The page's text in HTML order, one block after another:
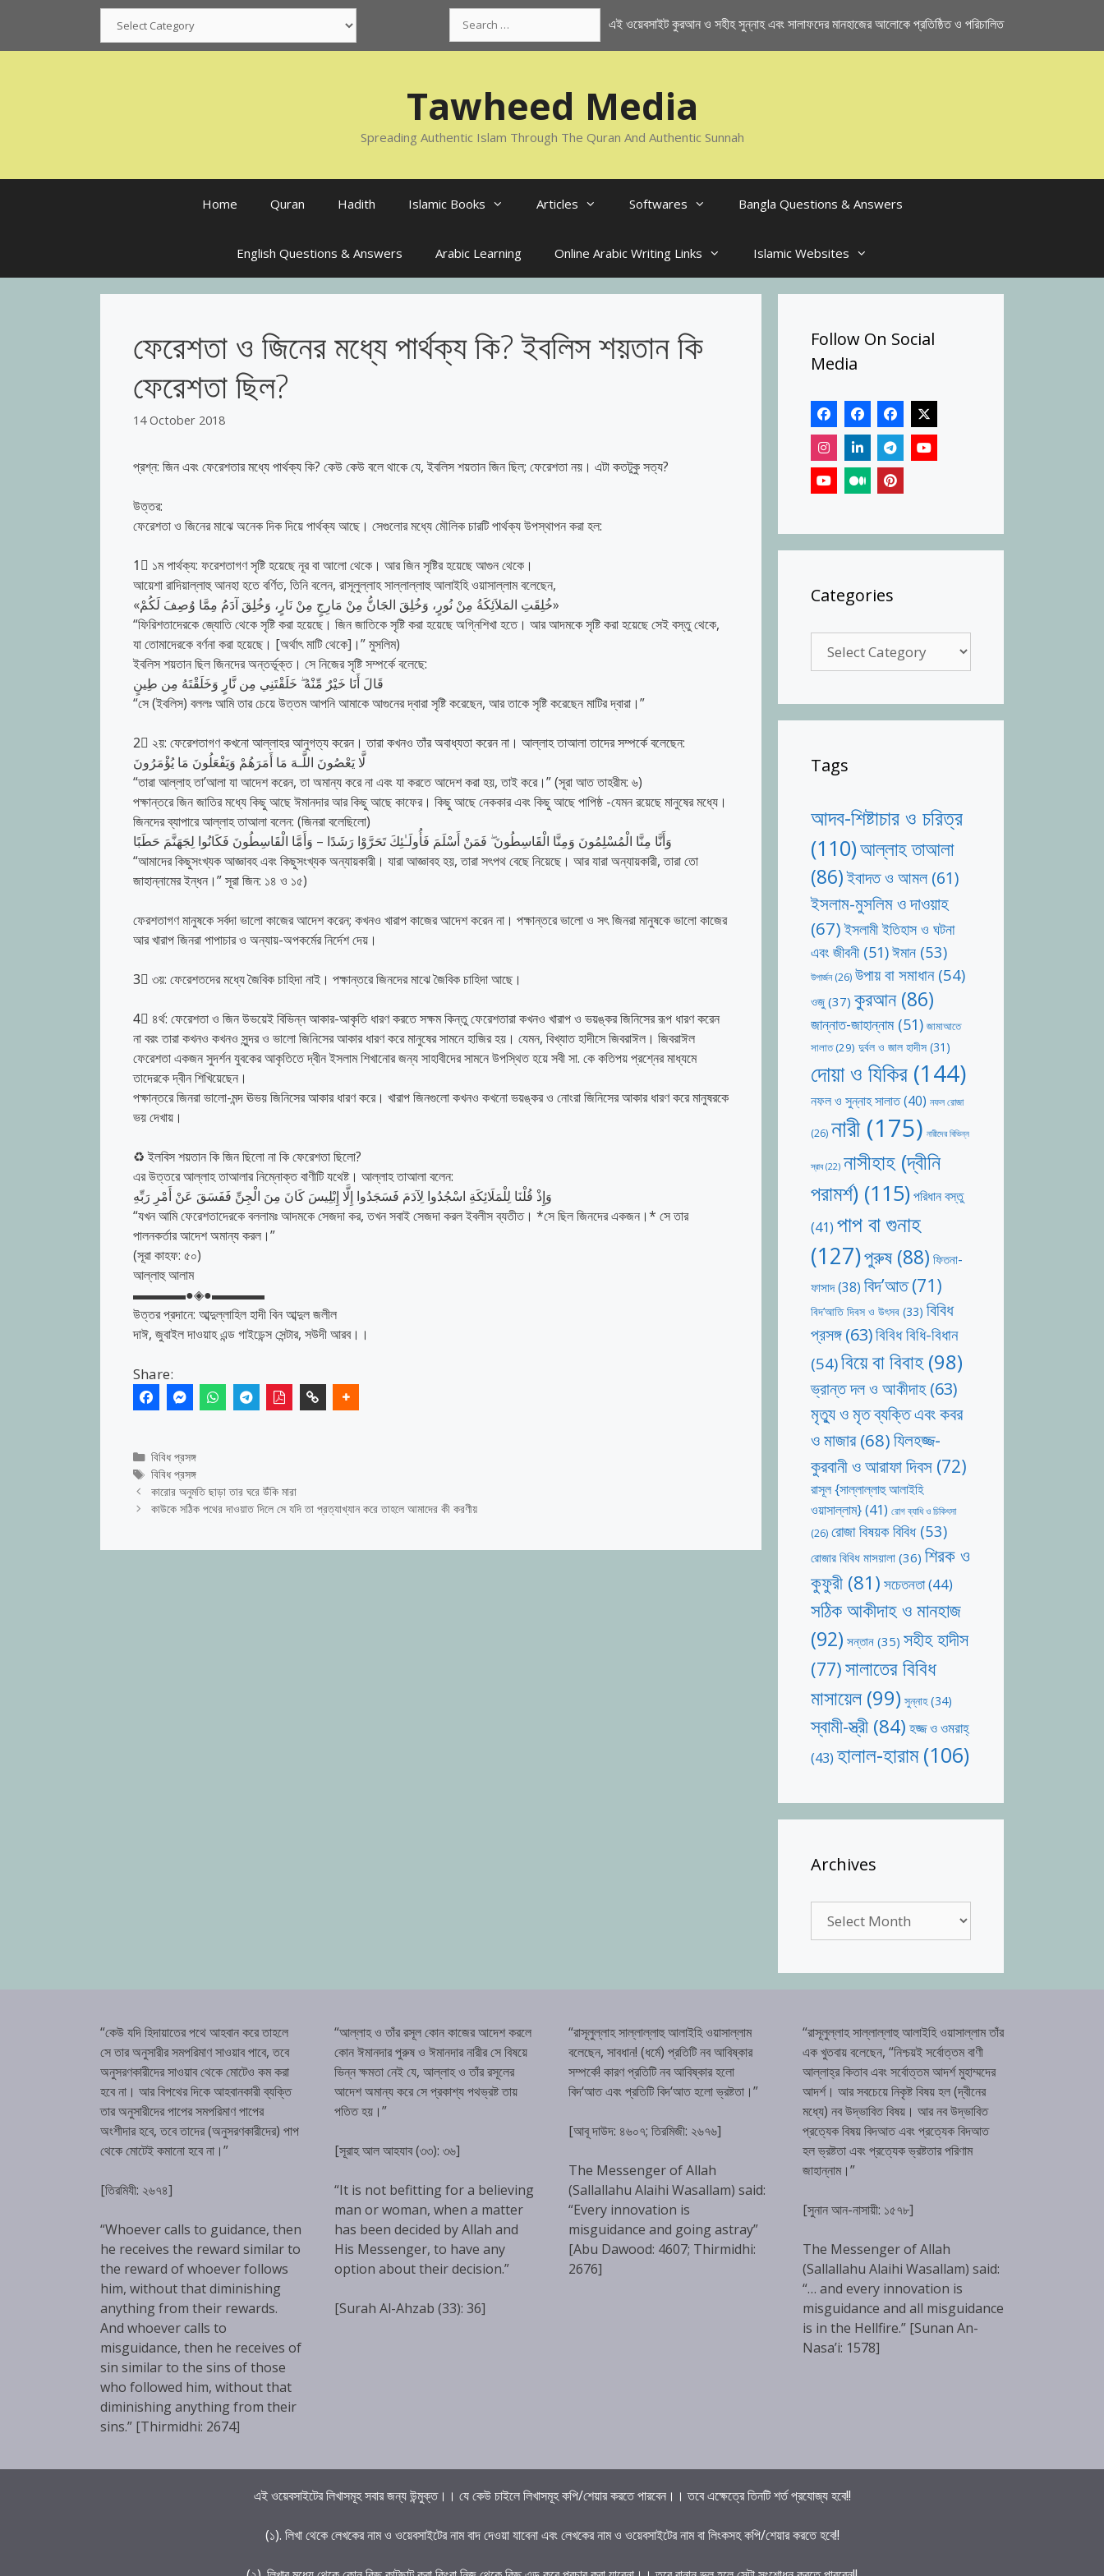
content
for:
এই ওয়েবসাইট কুরআন ও সহীহ সুন্নাহ এবং সালাফদের মানহাজের আলোকে প্রতিষ্ঠিত ও পরিচালিত
Tawheed Media
Spreading Authentic Islam Through The Quran And Authentic Sunnah
Home Quran Hadith Islamic Books Articles Softwares Bangla Questions & Answers
English Questions & Answers Arabic Learning Online Arabic Writing Links Islamic Websites
ফেরেশতা ও জিনের মধ্যে পার্থক্য কি? ইবলিস শয়তান কি
ফেরেশতা ছিল?
14 October 2018
প্রশ্ন: জিন এবং ফেরেশতার মধ্যে পার্থক্য কি? কেউ কেউ বলে থাকে যে, ইবলিস শয়তান জিন ছিল; ফেরেশতা নয়। এটা কতটুকু সত্য?
উত্তর:
ফেরেশতা ও জিনের মাঝে অনেক দিক দিয়ে পার্থক্য আছে। সেগুলোর মধ্যে মৌলিক চারটি পার্থক্য উপস্থাপন করা হল:
1⃣ ১ম পার্থক্য: ফরেশতাগণ সৃষ্টি হয়েছে নূর বা আলো থেকে। আর জিন সৃষ্টির হয়েছে আগুন থেকে।
আয়েশা রাদিয়াল্লাহু আনহা হতে বর্ণিত, তিনি বলেন, রাসূলুল্লাহ সাল্লাল্লাহু আলাইহি ওয়াসাল্লাম বলেছেন,
«خُلِقَتِ المَلاَئِكَةُ مِنْ نُورٍ، وَخُلِقَ الجَانُّ مِنْ مَارِجٍ مِنْ نَارٍ، وَخُلِقَ آدَمُ مِمَّا وُصِفَ لَكُمْ»
“ফিরিশতাদেরকে জ্যোতি থেকে সৃষ্টি করা হয়েছে। জিন জাতিকে সৃষ্টি করা হয়েছে অগ্নিশিখা হতে। আর আদমকে সৃষ্টি করা হয়েছে সেই বস্তু থেকে,
যা তোমাদেরকে বর্ণনা করা হয়েছে। [অর্থাৎ মাটি থেকে]।” মুসলিম)
ইবলিস শয়তান ছিল জিনদের অন্তর্ভূক্ত। সে নিজের সৃষ্টি সম্পর্কে বলেছে:
قَالَ أَنَا خَيْرٌ مِّنْهُ ۖ خَلَقْتَنِي مِن نَّارٍ وَخَلَقْتَهُ مِن طِينٍ
“সে (ইবলিস) বললঃ আমি তার চেয়ে উত্তম আপনি আমাকে আগুনের দ্বারা সৃষ্টি করেছেন, আর তাকে সৃষ্টি করেছেন মাটির দ্বারা।”
2⃣ ২য়: ফেরেশতাগণ কখনো আল্লাহর আনুগত্য করেন। তারা কখনও তাঁর অবাধ্যতা করেন না। আল্লাহ তাআলা তাদের সম্পর্কে বলেছেন:
لَّا يَعْصُونَ اللَّـهَ مَا أَمَرَهُمْ وَيَفْعَلُونَ مَا يُؤْمَرُونَ
“তারা আল্লাহ তা’আলা যা আদেশ করেন, তা অমান্য করে না এবং যা করতে আদেশ করা হয়, তাই করে।” (সূরা আত তাহরীম: ৬)
পক্ষান্তরে জিন জাতির মধ্যে কিছু আছে ঈমানদার আর কিছু আছে কাফের। কিছু আছে নেককার এবং কিছু আছে পাপিষ্ঠ -যেমন রয়েছে মানুষের মধ্যে।
জিনদের ব্যাপারে আল্লাহ তাআলা বলেন: (জিনরা বলেছিলো)
وَأَنَّا مِنَّا الْمُسْلِمُونَ وَمِنَّا الْقَاسِطُونَ ۖ فَمَنْ أَسْلَمَ فَأُولَـٰئِكَ تَحَرَّوْا رَشَدًا – وَأَمَّا الْقَاسِطُونَ فَكَانُوا لِجَهَنَّمَ حَطَبًا
“আমাদের কিছুসংখ্যক আজ্ঞাবহ এবং কিছুসংখ্যক অন্যায়কারী। যারা আজ্ঞাবহ হয়, তারা সৎপথ বেছে নিয়েছে। আর যারা অন্যায়কারী, তারা তো
জাহান্নামের ইন্ধন।” সূরা জিন: ১৪ ও ১৫)
ফেরশতাগণ মানুষকে সর্বদা ভালো কাজের আদেশ করেন; কখনও খারাপ কাজের আদেশ করেন না। পক্ষান্তরে ভালো ও সৎ জিনরা মানুষকে ভালো কাজের
আর খারাপ জিনরা পাপাচার ও অন্যায়-অপকর্মের নির্দেশ দেয়।
3⃣ ৩য়: ফেরেশতদের মধ্যে জৈবিক চাহিদা নাই। পক্ষান্তরে জিনদের মাঝে জৈবিক চাহিদা আছে।
4⃣ ৪র্থ: ফেরেশতা ও জিন উভয়েই বিভিন্ন আকার-আকৃতি ধারণ করতে সক্ষম কিন্তু ফেরেশতারা কখনও খারাপ ও ভয়ঙ্কর জিনিসের রূপ ধারণ করেন
না বরং তারা কখনও কখনও সুন্দর ও ভালো জিনিসের আকার ধারণ করে মানুষের সামনে হাজির হয়। যেমন, বিখ্যাত হাদীসে জিবরাঈল। জিবরাঈল
ফেরেশতা একজন সুদর্শন যুবকের আকৃতিতে দ্বীন ইসলাম শিখানোর জন্য সাহাবীদের সামনে উপস্থিত হয়ে সবী সা. কে কতিপয় প্রশ্নের মাধ্যমে
তাদেরকে দ্বীন শিখিয়েছেন।
পক্ষান্তরে জিনরা ভালো-মন্দ ঊভয় জিনিসের আকার ধারণ করে। খারাপ জিনগুলো কখনও কখনো ভয়ঙ্কর ও নোংরা জিনিসের আকার ধারণ করে মানুষরকে
ভয় দেখায়।
♻ইলবিস শয়তান কি জিন ছিলো না কি ফেরেশতা ছিলো?
এর উত্তরে আল্লাহ তাআলার নিম্নোক্ত বাণীটি যথেষ্ট। আল্লাহ তাআলা বলেন:
وَإِذْ قُلْنَا لِلْمَلَائِكَةِ اسْجُدُوا لِآدَمَ فَسَجَدُوا إِلَّا إِبْلِيسَ كَانَ مِنَ الْجِنِّ فَفَسَقَ عَنْ أَمْرِ رَبِّهِ
“যখন আমি ফেরেশতাদেরকে বললামঃ আদমকে সেজদা কর, তখন সবাই সেজদা করল ইবলীস ব্যতীত। *সে ছিল জিনদের একজন।* সে তার
পালনকর্তার আদেশ অমান্য করল।”
(সূরা কাহফ: ৫০)
আল্লাহু আলাম
▬▬▬▬●◈●▬▬▬▬
উত্তর প্রদানে: আব্দুল্লাহিল হাদী বিন আব্দুল জলীল
দাঈ, জুবাইল দাওয়াহ এন্ড গাইডেন্স সেন্টার, সউদী আরব।।
Share:
Categories
বিবিধ প্রসঙ্গ
Tags
বিবিধ প্রসঙ্গ
কারোর অনুমতি ছাড়া তার ঘরে উঁকি মারা
কাউকে সঠিক পথের দাওয়াত দিলে সে যদি তা প্রত্যাখ্যান করে তাহলে আমাদের কী করণীয়
Follow On Social
Media
Categories
Tags
আদব-শিষ্টাচার ও চরিত্র
(110)আল্লাহ তাআলা
(86)ইবাদত ও আমল(61)
ইসলাম-মুসলিম ও দাওয়াহ
(67) ইসলামী ইতিহাস ও ঘটনা
এবং জীবনী(51)ঈমান (53)
উপার্জন(26) উপায় বা সমাধান(54)
ওজু (37) কুরআন(86)
জান্নাত-জাহান্নাম(51) জামাআতে
সালাত(29) দুর্বল ও জাল হাদীস (31)
দোয়া ও যিকির (144)
নফল ও সুন্নাহ সালাত(40) নফল রোজা
(26) নারী(175) নারীদের বিভিন্ন
স্রাব(22) নাসীহাহ (দ্বীনি
পরামর্শ) (115)পরিধান বস্তু
(41) পাপ বা গুনাহ
(127)পুরুষ(88) ফিতনা-
ফাসাদ(38) বিদ’আত(71)
বিদ’আতি দিবস ও উৎসব (33) বিবিধ
প্রসঙ্গ(63)বিবিধ বিধি-বিধান
(54)বিয়ে বা বিবাহ (98)
ভ্রান্ত দল ও আকীদাহ(63)
মৃত্যু ও মৃত ব্যক্তি এবং কবর
ও মাজার(68)যিলহজ্জ-
কুরবানী ও আরাফা দিবস (72)
রাসূল {সাল্লাল্লাহু আলাইহি
ওয়াসাল্লাম}(41) রোগ ব্যাধি ও চিকিৎসা
(26) রোজা বিষয়ক বিবিধ(53)
রোজার বিবিধ মাসয়ালা (36) শিরক ও
কুফুরী (81) সচেতনতা(44)
সঠিক আকীদাহ ও মানহাজ
(92) সন্তান (35) সহীহ হাদীস
(77)সালাতের বিবিধ
মাসায়েল(99) সুন্নাহ(34)
স্বামী-স্ত্রী(84) হজ্জ ও ওমরাহ্‌
(43) হালাল-হারাম(106)
Archives
“কেউ যদি হিদায়াতের পথে আহবান করে তাহলে
সে তার অনুসারীর সমপরিমাণ সাওয়াব পাবে, তবে
অনুসরণকারীদের সাওয়াব থেকে মোটেও কম করা
হবে না। আর বিপথের দিকে আহবানকারী ব্যক্তি
তার অনুসারীদের পাপের সমপরিমাণ পাপের
অংশীদার হবে, তবে তাদের (অনুসরণকারীদের) পাপ
থেকে মোটেই কমানো হবে না।”
[তিরমিযী: ২৬৭৪]
“Whoever calls to guidance, then
he receives the reward similar to
the reward of whoever follows
him, without that diminishing
anything from their rewards.
And whoever calls to
misguidance, then he receives of
sin similar to the sins of those
who followed him, without that
diminishing anything from their
sins.” [Thirmidhi: 2674]
“আল্লাহ ও তাঁর রসূল কোন কাজের আদেশ করলে
কোন ঈমানদার পুরুষ ও ঈমানদার নারীর সে বিষয়ে
ভিন্ন ক্ষমতা নেই যে, আল্লাহ ও তাঁর রসূলের
আদেশ অমান্য করে সে প্রকাশ্য পথভ্রষ্ট তায়
পতিত হয়।”
[সূরাহ আল আহযাব (৩৩): ৩৬]
“It is not befitting for a believing
man or woman, when a matter
has been decided by Allah and
His Messenger, to have any
option about their decision.”
[Surah Al-Ahzab (33): 36]
“রাসূলুল্লাহ সাল্লাল্লাহু আলাইহি ওয়াসাল্লাম
বলেছেন, সাবধান! (ধর্মে) প্রতিটি নব আবিষ্কার
সম্পর্কে! কারণ প্রতিটি নব আবিষ্কার হলো
বিদ‘আত এবং প্রতিটি বিদ‘আত হলো ভ্রষ্টতা।”
[আবূ দাউদ: ৪৬০৭; তিরমিজী: ২৬৭৬]
The Messenger of Allah
(Sallallahu Alaihi Wasallam) said:
“Every innovation is
misguidance and going astray”
[Abu Dawood: 4607; Thirmidhi:
2676]
“রাসূলুল্লাহ সাল্লাল্লাহু আলাইহি ওয়াসাল্লাম তাঁর
এক খুতবায় বলেছেন, “নিশ্চয়ই সর্বোত্তম বাণী
আল্লাহ্‌র কিতাব এবং সর্বোত্তম আদর্শ মুহাম্মদের
আদর্শ। আর সবচেয়ে নিকৃষ্ট বিষয় হল (দ্বীনের
মধ্যে) নব উদ্ভাবিত বিষয়। আর নব উদ্ভাবিত
প্রত্যেক বিষয় বিদআত এবং প্রত্যেক বিদআত
হল ভ্রষ্টতা এবং প্রত্যেক ভ্রষ্টতার পরিণাম
জাহান্নাম।”
[সুনান আন-নাসায়ী: ১৫৭৮]
The Messenger of Allah
(Sallallahu Alaihi Wasallam) said:
“… and every innovation is
misguidance and all misguidance
is in the Hellfire.” [Sunan An-
Nasa’i: 1578]
এই ওয়েবসাইটের লিখাসমূহ সবার জন্য উন্মুক্ত।। যে কেউ চাইলে লিখাসমূহ কপি/শেয়ার করতে পারবেন।। তবে এক্ষেত্রে তিনটি শর্ত প্রযোজ্য হবে!!
(১). লিখা থেকে লেখকের নাম ও ওয়েবসাইটের নাম বাদ দেওয়া যাবেনা এবং লেখকের নাম ও ওয়েবসাইটের নাম বা লিংকসহ কপি/শেয়ার করতে হবে!!